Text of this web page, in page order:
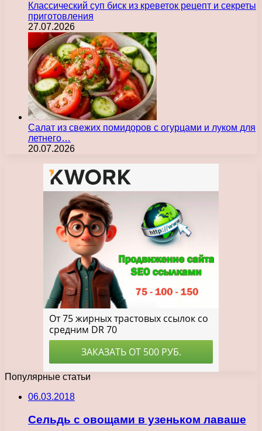
Классический суп биск из креветок рецепт и секреты
приготовления
27.07.2026
Салат из свежих помидоров с огурцами и луком для
летнего…
20.07.2026
Популярные статьи
06.03.2018
Сельдь с овощами в узеньком лаваше